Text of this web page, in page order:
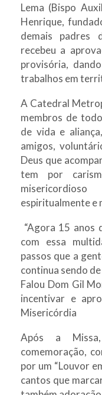
Lema (Bispo
Henrique,
demais padres
recebeu a
provisória,
trabalhos em
A Catedral
membros de
de vida e
amigos,
Deus que
tem por
espiritualmente e
“Agora 15 anos
com essa
passos que a
continua sendo de
Falou Dom Gil
incentivar e
Misericórdia
Após a
comemoração,
por um “Louvor
cantos que